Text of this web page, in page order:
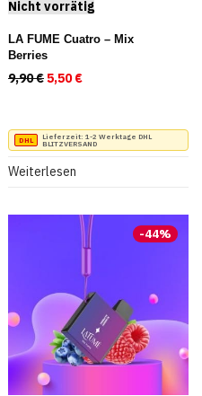
9,90 €
5,50 €.
LA FUME Cuatro – Mix
Berries
9,90€Ursprünglicher Preis
5,50€
Lieferzeit: 1-2 Werktage DHL
BLITZVERSAND
Weiterlesen
-44%